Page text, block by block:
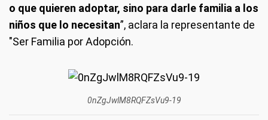
o que quieren adoptar, sino para darle familia a los
niños que lo necesitan”, aclara la representante de
"Ser Familia por Adopción.
0nZgJwlM8RQFZsVu9-19